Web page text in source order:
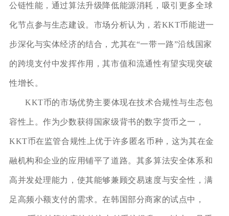
公链性能，通过算法升级降低能源消耗，吸引更多全球
化节点参与生态建设。市场分析认为，若KKT币能进一
步深化与实体经济的结合，尤其在“一带一路”沿线国家
的跨境支付中发挥作用，其市值和流通性有望实现突破
性增长。
KKT币的市场优势主要体现在技术合规性与生态包
容性上。作为少数获得国家级背书的数字货币之一，
KKT币在监管合规性上优于许多匿名币种，这为其在金
融机构和企业的应用铺平了道路。其多算法安全体系和
高并发处理能力，使其能够兼顾交易速度与安全性，满
足高频小额支付的需求。在韩国部分商家的试点中，